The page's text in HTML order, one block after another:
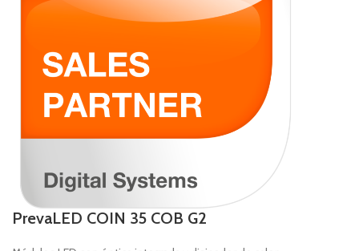
PrevaLED COIN 35 COB G2